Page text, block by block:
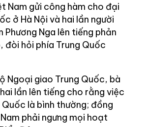
Nam gửi công hàm cho đại
ở Hà Nội và hai lần người
Phương Nga lên tiếng phản
đòi hỏi phía Trung Quốc
Ngoại giao Trung Quốc, bà
lần lên tiếng cho rằng việc
là bình thường; đồng
phải ngưng mọi hoạt